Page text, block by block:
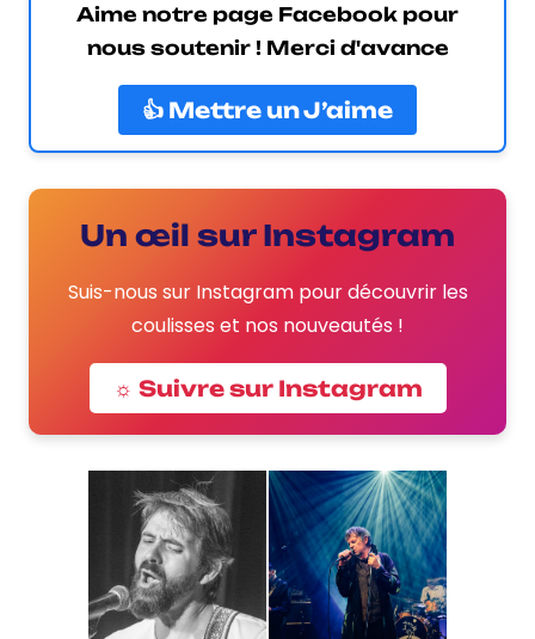
Aime notre page Facebook pour
nous soutenir ! Merci d'avance
👍 Mettre un J’aime
Un œil sur Instagram
Suis-nous sur Instagram pour découvrir les
coulisses et nos nouveautés !
☼ Suivre sur Instagram